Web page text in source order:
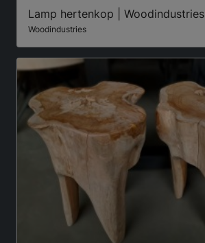
Lamp hertenkop | Woodindustries
Woodindustries